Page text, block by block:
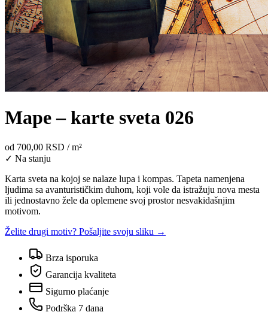
Mape – karte sveta 026
od 700,00 RSD / m²
✓ Na stanju
Karta sveta na kojoj se nalaze lupa i kompas. Tapeta namenjena
ljudima sa avanturističkim duhom, koji vole da istražuju nova mesta
ili jednostavno žele da oplemene svoj prostor nesvakidašnjim
motivom.
Želite drugi motiv? Pošaljite svoju sliku →
Brza isporuka
Garancija kvaliteta
Sigurno plaćanje
Podrška 7 dana